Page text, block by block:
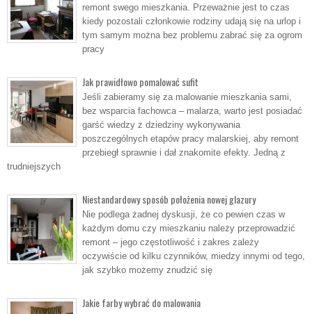
remont swego mieszkania. Przeważnie jest to czas
kiedy pozostali członkowie rodziny udają się na urlop i
tym samym można bez problemu zabrać się za ogrom
pracy
Jak prawidłowo pomalować sufit
Jeśli zabieramy się za malowanie mieszkania sami,
bez wsparcia fachowca – malarza, warto jest posiadać
garść wiedzy z dziedziny wykonywania
poszczególnych etapów pracy malarskiej, aby remont
przebiegł sprawnie i dał znakomite efekty. Jedną z
trudniejszych
Niestandardowy sposób położenia nowej glazury
Nie podlega żadnej dyskusji, że co pewien czas w
każdym domu czy mieszkaniu należy przeprowadzić
remont – jego częstotliwość i zakres zależy
oczywiście od kilku czynników, miedzy innymi od tego,
jak szybko możemy znudzić się
Jakie farby wybrać do malowania